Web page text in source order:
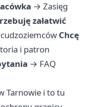
→ Zasięg
załatwić
Chcę
i patron
→ FAQ
Tarnowie i to tu